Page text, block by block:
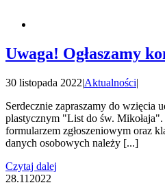
Uwaga! Ogłaszamy
30 listopada 2022|Aktualności|
Serdecznie zapraszamy do wzięcia
plastycznym "List do św.
formularzem zgłoszeniowym oraz
danych osobowych należy [...]
Czytaj dalej
28.11 2022